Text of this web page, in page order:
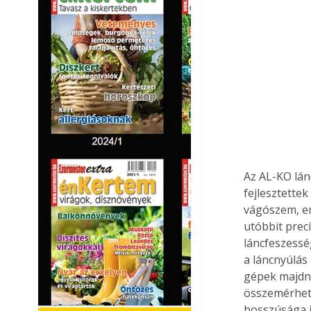
Az AL-KO
fejlesztettek
vágószem,
utóbbit
a
gépek